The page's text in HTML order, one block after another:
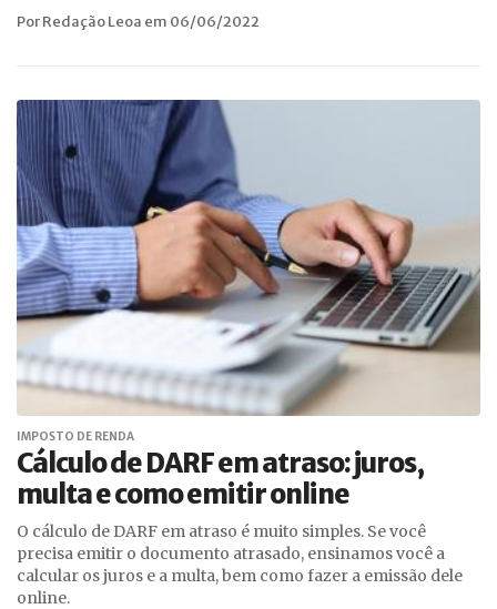
Por Redação Leoa em 06/06/2022
IMPOSTO DE RENDA
Cálculo de DARF em atraso: juros,
multa e como emitir online
O cálculo de DARF em atraso é muito simples. Se você
precisa emitir o documento atrasado, ensinamos você a
calcular os juros e a multa, bem como fazer a emissão dele
online.